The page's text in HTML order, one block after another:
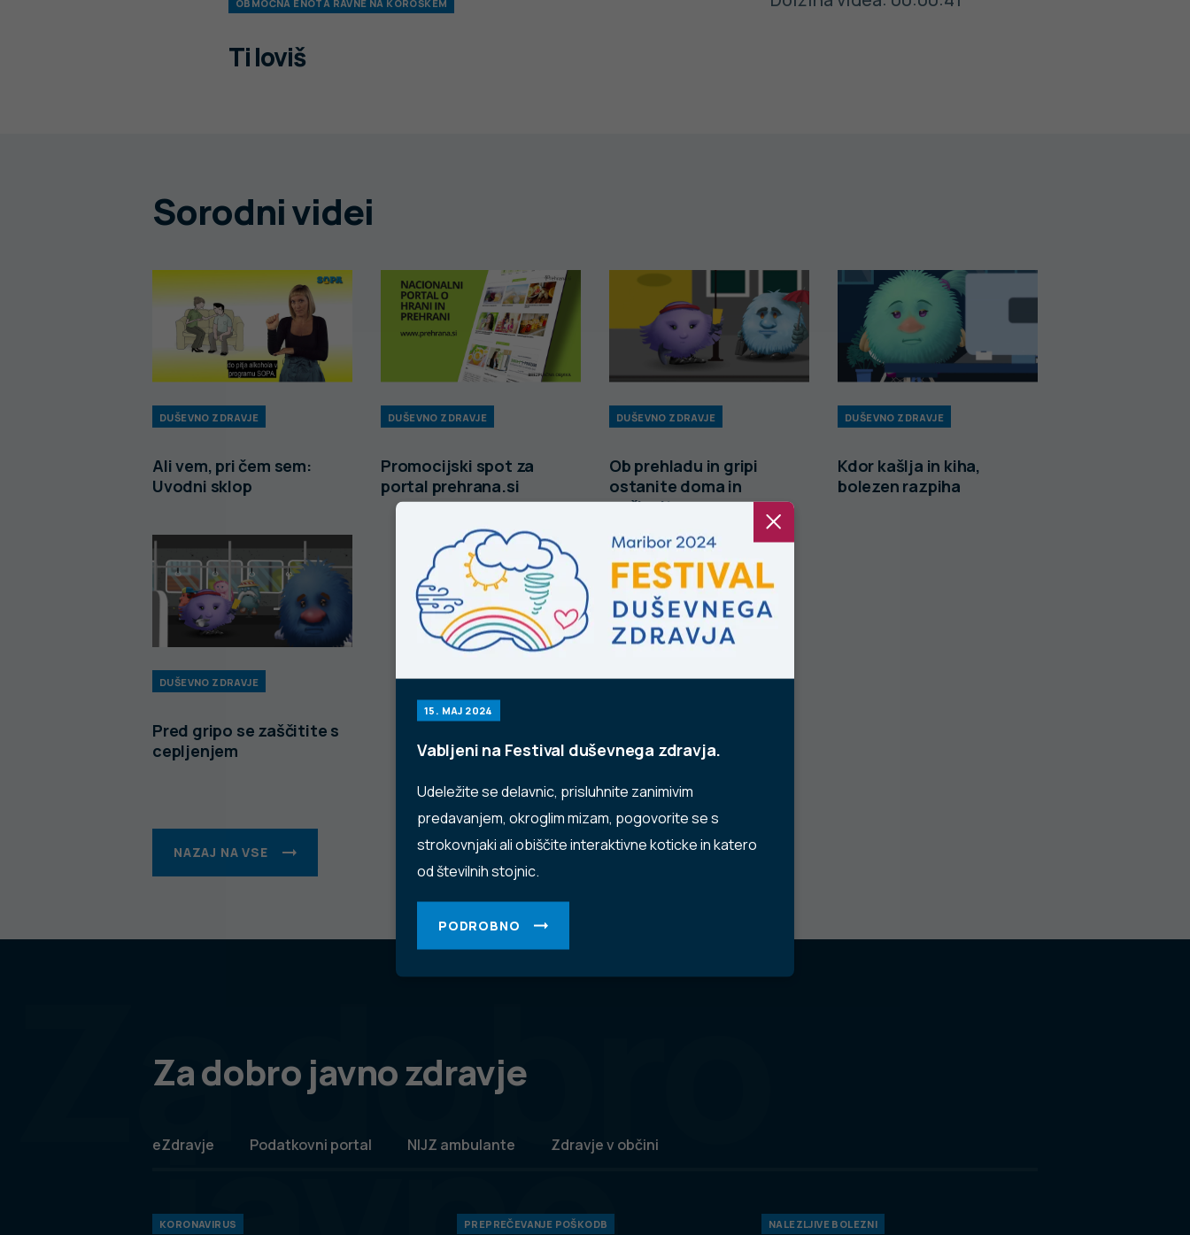
15. MAJ 2024
Vabljeni na Festival duševnega zdravja.
Udeležite se delavnic, prisluhnite zanimivim
predavanjem, okroglim mizam, pogovorite se s
strokovnjaki ali obiščite interaktivne koticke in katero
od številnih stojnic.
PODROBNO
OBMOČNA ENOTA RAVNE NA KOROŠKEM
Ti loviš
Sorodni videi
DUŠEVNO ZDRAVJE
Ali vem, pri čem sem:
Uvodni sklop
DUŠEVNO ZDRAVJE
Promocijski spot za
portal prehrana.si
DUŠEVNO ZDRAVJE
Ob prehladu in gripi
ostanite doma in
počivajte.
DUŠEVNO ZDRAVJE
Kdor kašlja in kiha,
bolezen razpiha
DUŠEVNO ZDRAVJE
Pred gripo se zaščitite s
cepljenjem
NAZAJ NA VSE
Za dobro
Za dobro javno zdravje
eZdravje Podatkovni portal NIJZ ambulante Zdravje v občini
KORONAVIRUS PREPREČEVANJE POŠKODB NALEZLJIVE BOLEZNI